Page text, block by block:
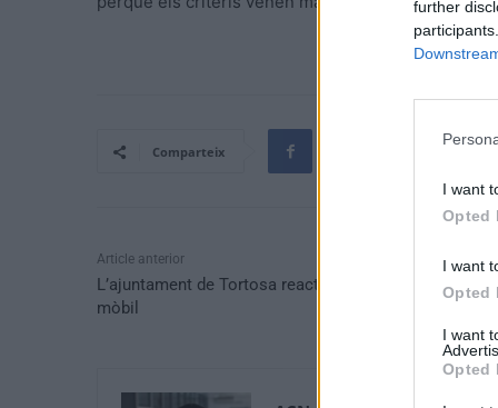
further
I want
Opted
I want
Opted
I want
Opted
Comparteix
Article anterior
L’ajuntament de Tortosa reactiva el servei deixalleria
mòbil